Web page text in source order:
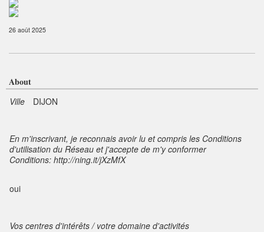
26 août 2025
About
Ville DIJON
En m'inscrivant, je reconnais avoir lu et compris les Conditions
d'utilisation du Réseau et j'accepte de m'y conformer
Conditions: http://ning.it/jXzMfX
oui
Vos centres d'intérêts / votre domaine d'activités